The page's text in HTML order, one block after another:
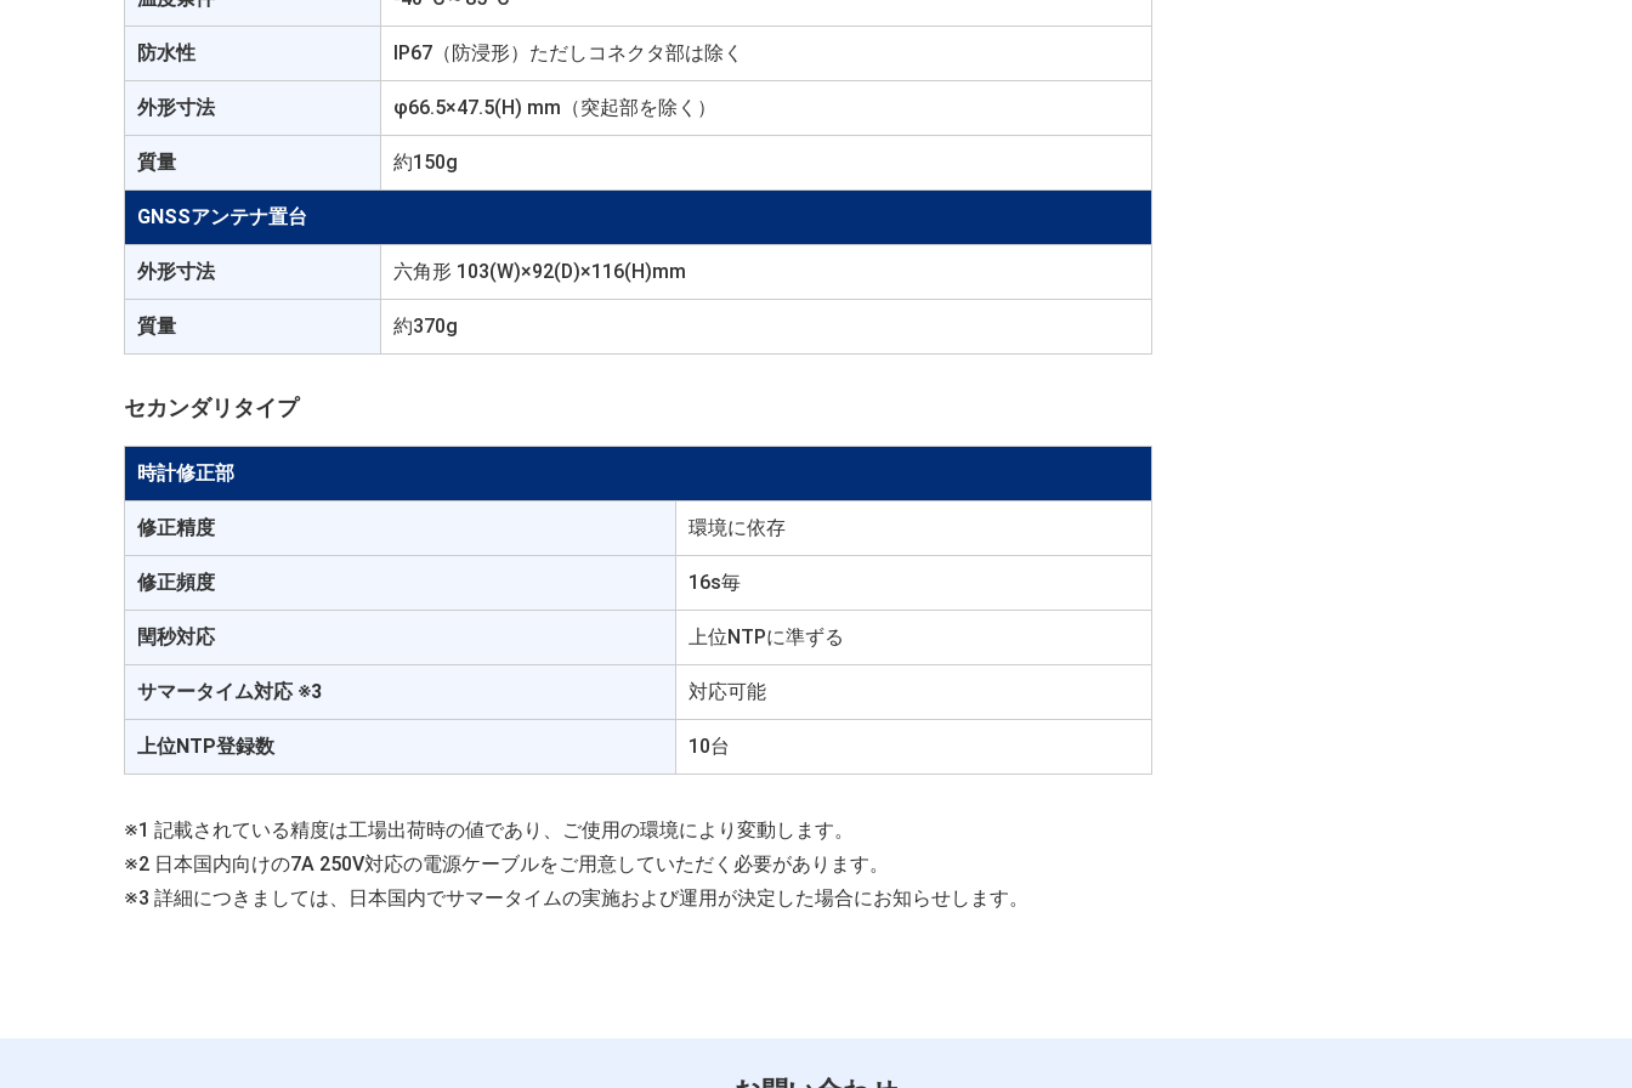
防水性 IP67（防浸形）ただしコネクタ部は除く
外形寸法 φ66.5×47.5(H) mm（突起部を除く）
質量 約150g
GNSSアンテナ置台
外形寸法 六角形 103(W)×92(D)×116(H)mm
質量 約370g
セカンダリタイプ
時計修正部
修正精度 環境に依存
修正頻度 16s毎
閏秒対応 上位NTPに準ずる
サマータイム対応 ※3 対応可能
上位NTP登録数 10台
※1 記載されている精度は工場出荷時の値であり、ご使用の環境により変動します。
※2 日本国内向けの7A 250V対応の電源ケーブルをご用意していただく必要があります。
※3 詳細につきましては、日本国内でサマータイムの実施および運用が決定した場合にお知らせします。